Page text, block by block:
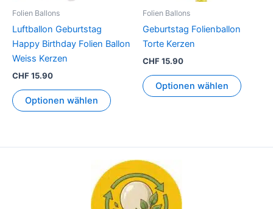
Folien Ballons
Luftballon Geburtstag
Happy Birthday Folien Ballon
Weiss Kerzen
CHF15.90
Optionen wählen
Folien Ballons
Geburtstag Folienballon
Torte Kerzen
CHF15.90
Optionen wählen